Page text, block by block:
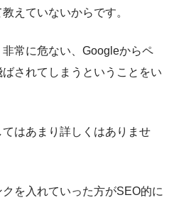
えていないからです。
常に危ない、Googleからペ
されてしまうということをい
はあまり詳しくはありませ
を入れていった方がSEO的に